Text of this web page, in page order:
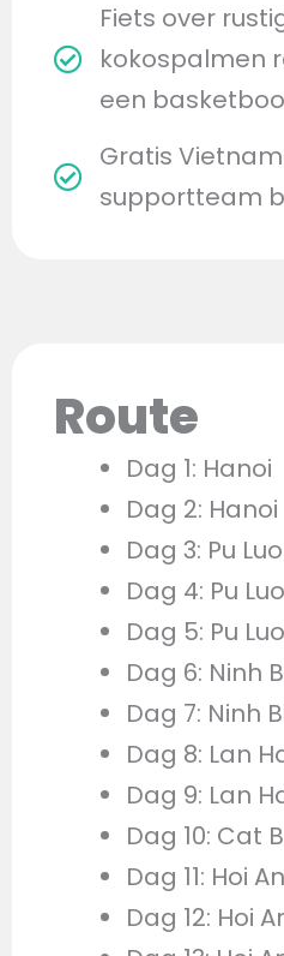
Fiets over
kokospalmen
een
Gratis
supportteam
Route
Dag 1: Hanoi
Dag 2: Hanoi
Dag 3: Pu
Dag 4: Pu
Dag 5: Pu
Dag 6: Ninh
Dag 7: Ninh
Dag 8: Lan
Dag 9: Lan
Dag 10: Cat
Dag 11: Hoi An
Dag 12: Hoi